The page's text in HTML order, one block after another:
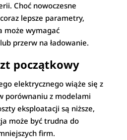
Choć nowoczesne
lepsze parametry,
może wymagać
przerw na ładowanie.
początkowy
elektrycznego wiąże się z
porównaniu z modelami
eksploatacji są niższe,
może być trudna do
firm.